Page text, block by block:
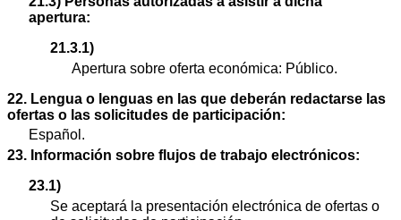
apertura:
21.3.1)
Apertura sobre oferta económica: Público.
22. Lengua o lenguas en las que deberán redactarse las
ofertas o las solicitudes de participación:
Español.
23. Información sobre flujos de trabajo electrónicos:
23.1)
Se aceptará la presentación electrónica de ofertas o